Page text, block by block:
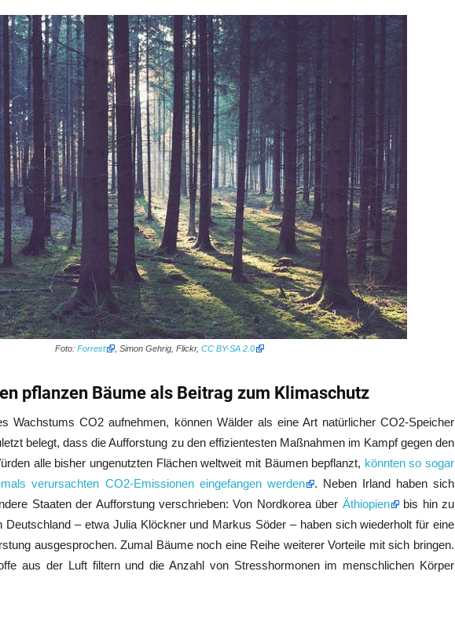
Foto: Forrest , Simon Gehrig, Flickr, CC BY-SA 2.0
pflanzen Bäume als Beitrag zum Klimaschutz
Wachstums CO2 aufnehmen, können Wälder als eine Art natürlicher CO2-Speicher
belegt, dass die Aufforstung zu den effizientesten Maßnahmen im Kampf gegen den
alle bisher ungenutzten Flächen weltweit mit Bäumen bepflanzt, könnten so sogar
verursachten CO2-Emissionen eingefangen werden
. Neben Irland haben sich
Staaten der Aufforstung verschrieben: Von Nordkorea über Äthiopien
bis hin zu
Deutschland – etwa Julia Klöckner und Markus Söder – haben sich wiederholt für eine
ausgesprochen. Zumal Bäume noch eine Reihe weiterer Vorteile mit sich bringen.
aus der Luft filtern und die Anzahl von Stresshormonen im menschlichen Körper